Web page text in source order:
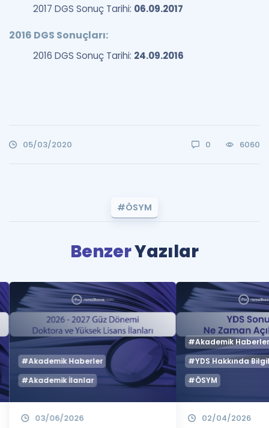
2017 DGS Sonuç Tarihi: 06.09.2017
2016 DGS Sonuçları:
2016 DGS Sonuç Tarihi: 24.09.2016
05/03/2020 0 6060
#ÖSYM
BenzerYazılar
#Akademik Haberler
#Akademik İlanlar
03/06/2026
#Akademik
#YDS Hakkında
#ÖSYM
02/04/2026